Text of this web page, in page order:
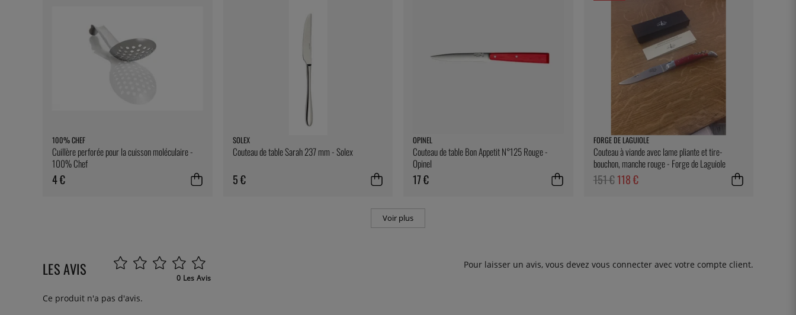
100% CHEF
Cuillère perforée pour la cuisson moléculaire -
100% Chef
4 €
SOLEX
Couteau de table Sarah 237 mm - Solex
5 €
OPINEL
Couteau de table Bon Appetit N°125 Rouge -
Opinel
17 €
FORGE DE LAGUIOLE
Couteau à viande avec lame pliante et tire-
bouchon, manche rouge - Forge de Laguiole
151 €118 €
Voir plus
LES AVIS 0 Les Avis
Pour laisser un avis, vous devez vous connecter avec votre compte client.
Ce produit n'a pas d'avis.